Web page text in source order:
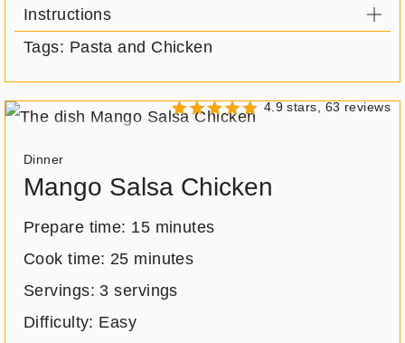
Instructions
Tags: Pasta and Chicken
4.9 stars, 63 reviews
Meal
Dinner
Mango Salsa Chicken
Prepare time: 15 minutes
Cook time: 25 minutes
Servings: 3 servings
Difficulty: Easy